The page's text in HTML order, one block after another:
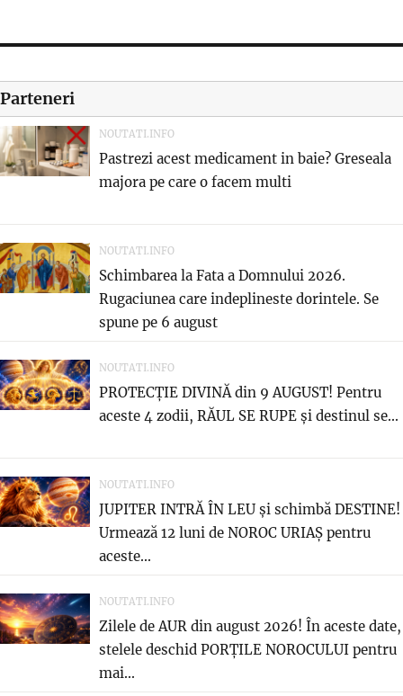
Parteneri
NOUTATI.INFO
Pastrezi acest medicament in baie? Greseala
majora pe care o facem multi
NOUTATI.INFO
Schimbarea la Fata a Domnului 2026.
Rugaciunea care indeplineste dorintele. Se
spune pe 6 august
NOUTATI.INFO
PROTECȚIE DIVINĂ din 9 AUGUST! Pentru
aceste 4 zodii, RĂUL SE RUPE și destinul se...
NOUTATI.INFO
JUPITER INTRĂ ÎN LEU și schimbă DESTINE!
Urmează 12 luni de NOROC URIAȘ pentru
aceste...
NOUTATI.INFO
Zilele de AUR din august 2026! În aceste date,
stelele deschid PORȚILE NOROCULUI pentru
mai...